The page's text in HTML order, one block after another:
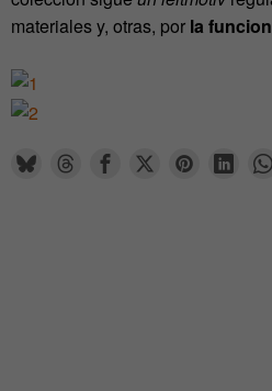
materiales y, otras, por la